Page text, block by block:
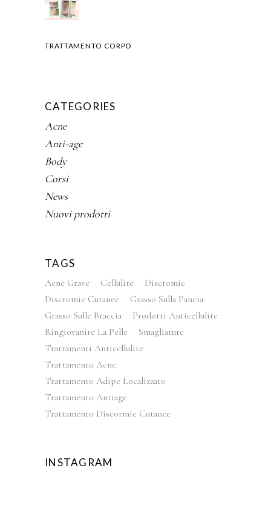
TRATTAMENTO CORPO
CATEGORIES
Acne
Anti-age
Body
Corsi
News
Nuovi prodotti
TAGS
Acne Grave Cellulite
Discromie
Discromie Cutanee
Grasso Sulla Pancia
Grasso Sulle Braccia
Prodotti Anticellulite
Ringiovanire La Pelle
Smagliature
Trattamenti Anticellulite
Trattamento Acne
Trattamento Adipe Localizzato
Trattamento Antiage
Trattamento Discormie Cutanee
INSTAGRAM